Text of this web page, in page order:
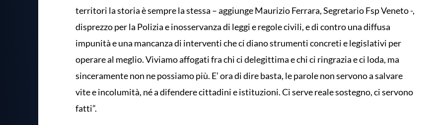
territori la storia è sempre la stessa – aggiunge Maurizio Ferrara, Segretario Fsp Veneto -,
disprezzo per la Polizia e inosservanza di leggi e regole civili, e di contro una diffusa
impunità e una mancanza di interventi che ci diano strumenti concreti e legislativi per
operare al meglio. Viviamo affogati fra chi ci delegittima e chi ci ringrazia e ci loda, ma
sinceramente non ne possiamo più. E’ ora di dire basta, le parole non servono a salvare
vite e incolumità, né a difendere cittadini e istituzioni. Ci serve reale sostegno, ci servono
fatti”.